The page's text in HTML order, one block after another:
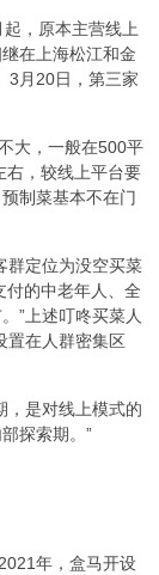
，原本主营线上
在上海松江和金
3月20日，第三家
大，一般在500平
右，较线上平台要
制菜基本不在门
群定位为没空买菜
付的中老年人、全
”上述叮咚买菜人
置在人群密集区
，是对线上模式的
探索期。”
年，盒马开设